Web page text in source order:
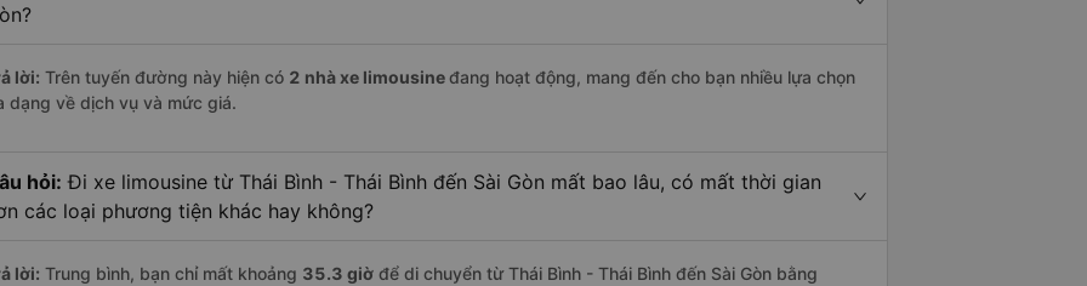
lời: Trên tuyến đường này hiện có 2 nhà xe limousineđang hoạt động, mang đến cho bạn nhiều lựa chọn
dạng về dịch vụ và mức giá.
hỏi: Đi xe limousine từ Thái Bình - Thái Bình đến Sài Gòn mất bao lâu, có mất thời gian
các loại phương tiện khác hay không?
lời: Trung bình, bạn chỉ mất khoảng 35.3 giờ để di chuyển từ Thái Bình - Thái Bình đến Sài Gòn bằng